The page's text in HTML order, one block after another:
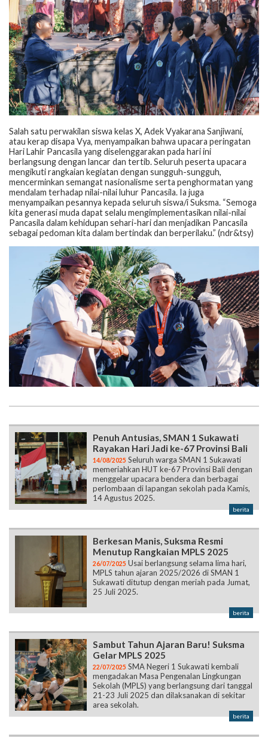
Salah satu perwakilan siswa kelas X, Adek Vyakarana Sanjiwani,
atau kerap disapa Vya, menyampaikan bahwa upacara peringatan
Hari Lahir Pancasila yang diselenggarakan pada hari ini
berlangsung dengan lancar dan tertib. Seluruh peserta upacara
mengikuti rangkaian kegiatan dengan sungguh-sungguh,
mencerminkan semangat nasionalisme serta penghormatan yang
mendalam terhadap nilai-nilai luhur Pancasila. Ia juga
menyampaikan pesannya kepada seluruh siswa/i Suksma. “Semoga
kita generasi muda dapat selalu mengimplementasikan nilai-nilai
Pancasila dalam kehidupan sehari-hari dan menjadikan Pancasila
sebagai pedoman kita dalam bertindak dan berperilaku.” (ndr&tsy)
Penuh Antusias, SMAN 1 Sukawati
Rayakan Hari Jadi ke-67 Provinsi Bali
14/08/2025 Seluruh warga SMAN 1 Sukawati
memeriahkan HUT ke-67 Provinsi Bali dengan
menggelar upacara bendera dan berbagai
perlombaan di lapangan sekolah pada Kamis,
14 Agustus 2025.
berita
Berkesan Manis, Suksma Resmi
Menutup Rangkaian MPLS 2025
26/07/2025 Usai berlangsung selama lima hari,
MPLS tahun ajaran 2025/2026 di SMAN 1
Sukawati ditutup dengan meriah pada Jumat,
25 Juli 2025.
berita
Sambut Tahun Ajaran Baru! Suksma
Gelar MPLS 2025
22/07/2025 SMA Negeri 1 Sukawati kembali
mengadakan Masa Pengenalan Lingkungan
Sekolah (MPLS) yang berlangsung dari tanggal
21-23 Juli 2025 dan dilaksanakan di sekitar
area sekolah.
berita